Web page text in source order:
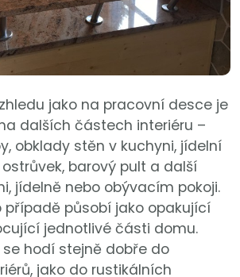
jako na pracovní desce je
dalších částech interiéru –
obklady stěn v kuchyni, jídelní
barový pult a další
jídelně nebo obývacím pokoji.
případě působí jako opakující
jednotlivé části domu.
hodí stejně dobře do
jako do rustikálních